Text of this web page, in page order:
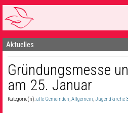
Startseite
1 Pfarrei
16 Gemeinden & mehr
Aktuelles
Gründungsmesse
am 25. Januar
Kategorie(n):alle Gemeinden,Allgemein,Jugendkirche